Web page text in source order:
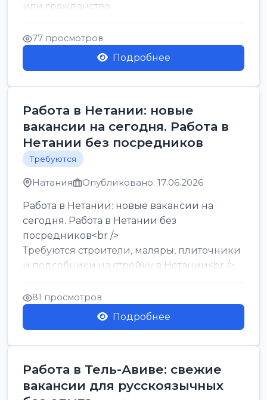
или гражданство
77 просмотров
Подробнее
Работа в Нетании: новые
вакансии на сегодня. Работа в
Нетании без посредников
Требуются
Натания Опубликовано: 17.06.2026
Работа в Нетании: новые вакансии на
сегодня. Работа в Нетании без
посредников<br />
Требуются строители, маляры, плиточники
и подсобники на стройку в Нетании<br />
Срочно требуются горничные, уборщи...
81 просмотров
Подробнее
Работа в Тель-Авиве: свежие
вакансии для русскоязычных